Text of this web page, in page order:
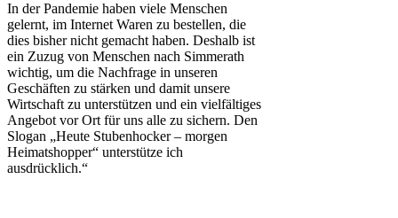
In der Pandemie haben viele Menschen
gelernt, im Internet Waren zu bestellen, die
dies bisher nicht gemacht haben. Deshalb ist
ein Zuzug von Menschen nach Simmerath
wichtig, um die Nachfrage in unseren
Geschäften zu stärken und damit unsere
Wirtschaft zu unterstützen und ein vielfältiges
Angebot vor Ort für uns alle zu sichern. Den
Slogan „Heute Stubenhocker – morgen
Heimatshopper“ unterstütze ich
ausdrücklich.“